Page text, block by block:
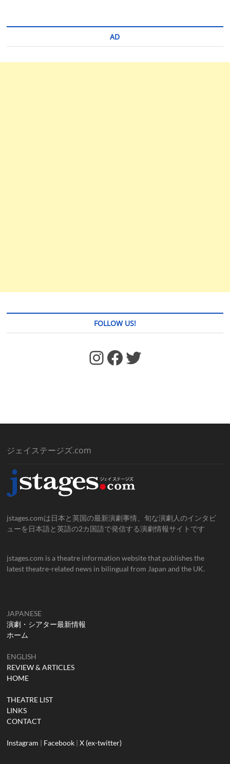
AD
FOLLOW US!
https://www.facebook.com/jstages/ Facebook Twitter
ジェイステージズ.com
jstages.comは日本と英国の最新演劇事情、旬な演劇人のインタビ
ューを日本語と英語の2カ国語で発信する演劇情報サイトです
jstages.com is a theatre information website that publishes the
latest theatre-related news in bilingual from Japan and the UK.
JAPANESE
演劇・シアター最新情報
ホーム
ENGLISH
REVIEW & ARTICLES
HOME
THEATRE LIST
LINKS
CONTACT
Instagram | Facebook |X (ex-twitter)